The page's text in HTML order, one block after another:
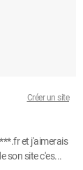
Créer un site
et j'aimerais
son site c'es...